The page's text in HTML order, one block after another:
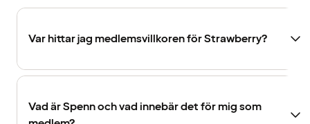
Var hittar jag medlemsvillkoren för Strawberry?
Vad är Spenn och vad innebär det för mig som